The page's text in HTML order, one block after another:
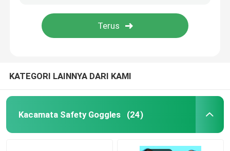
KATEGORI LAINNYA DARI KAMI
Kacamata Safety Goggles (24)